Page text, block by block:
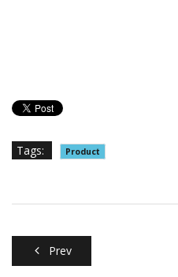
Tags: Product
Prev